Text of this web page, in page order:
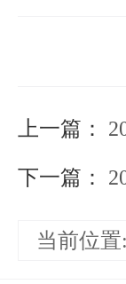
等交叉
路设计
片、传
上一篇：
下一篇：
当前位置: